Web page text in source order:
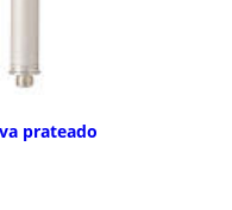
prateado